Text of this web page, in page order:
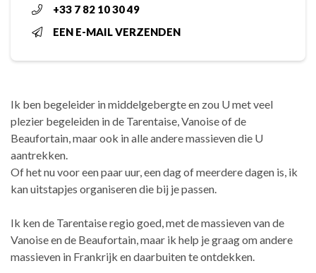
+33 7 82 10 30 49
EEN E-MAIL VERZENDEN
Ik ben begeleider in middelgebergte en zou U met veel
plezier begeleiden in de Tarentaise, Vanoise of de
Beaufortain, maar ook in alle andere massieven die U
aantrekken.
Of het nu voor een paar uur, een dag of meerdere dagen is, ik
kan uitstapjes organiseren die bij je passen.
Ik ken de Tarentaise regio goed, met de massieven van de
Vanoise en de Beaufortain, maar ik help je graag om andere
massieven in Frankrijk en daarbuiten te ontdekken.